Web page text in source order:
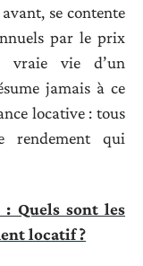
se contente
par le prix
vraie vie d’un
jamais à ce
locative : tous
rendement qui
Quels sont les
locatif ?